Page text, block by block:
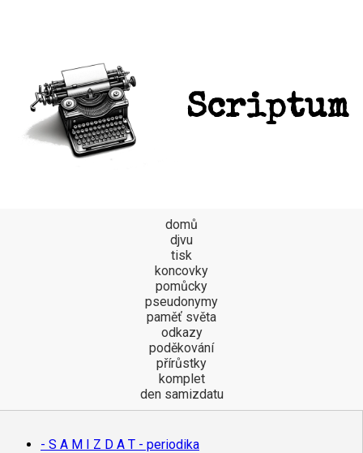
Scriptum
domů
djvu
tisk
koncovky
pomůcky
pseudonymy
paměť světa
odkazy
poděkování
přírůstky
komplet
den samizdatu
- S A M I Z D A T - periodika